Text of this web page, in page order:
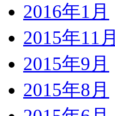
2016年1月
2015年11月
2015年9月
2015年8月